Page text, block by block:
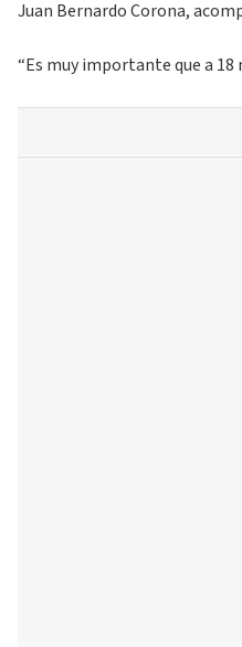
Juan Bernardo Corona,
“Es muy importante que a